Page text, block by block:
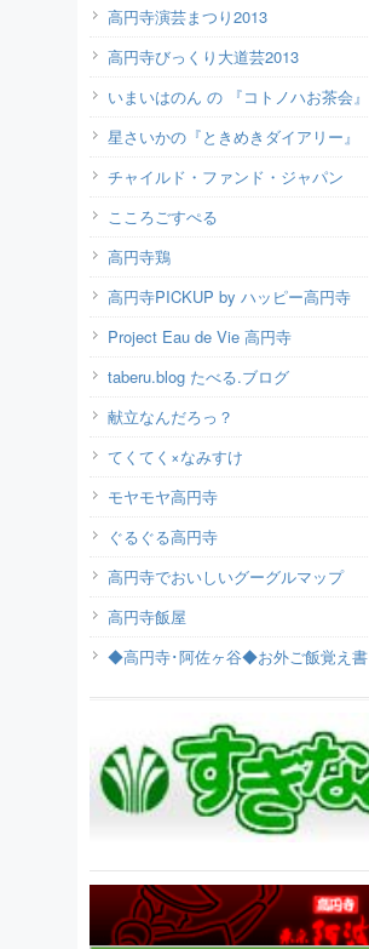
高円寺演芸まつり2013
高円寺びっくり大道芸2013
いまいはのん の 『コトノハお茶会』
星さいかの『ときめきダイアリー』
チャイルド・ファンド・ジャパン
こころごすぺる
高円寺鶏
高円寺PICKUP by ハッピー高円寺
Project Eau de Vie 高円寺
taberu.blog たべる.ブログ
献立なんだろっ？
てくてく×なみすけ
モヤモヤ高円寺
ぐるぐる高円寺
高円寺でおいしいグーグルマップ
高円寺飯屋
◆高円寺･阿佐ヶ谷◆お外ご飯覚え書